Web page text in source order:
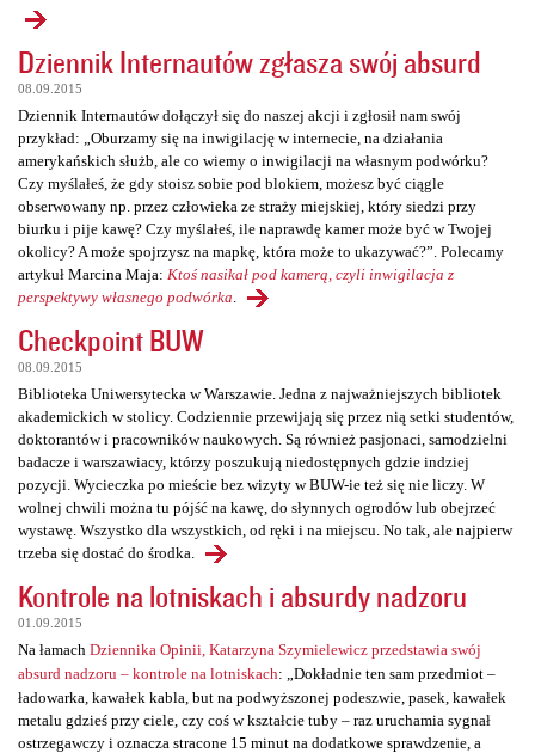
Dziennik Internautów zgłasza swój absurd
08.09.2015
Dziennik Internautów dołączył się do naszej akcji i zgłosił nam swój
przykład: „Oburzamy się na inwigilację w internecie, na działania
amerykańskich służb, ale co wiemy o inwigilacji na własnym podwórku?
Czy myślałeś, że gdy stoisz sobie pod blokiem, możesz być ciągle
obserwowany np. przez człowieka ze straży miejskiej, który siedzi przy
biurku i pije kawę? Czy myślałeś, ile naprawdę kamer może być w Twojej
okolicy? A może spojrzysz na mapkę, która może to ukazywać?”. Polecamy
artykuł Marcina Maja: Ktoś nasikał pod kamerą, czyli inwigilacja z
perspektywy własnego podwórka
Checkpoint BUW
08.09.2015
Biblioteka Uniwersytecka w Warszawie. Jedna z najważniejszych bibliotek
akademickich w stolicy. Codziennie przewijają się przez nią setki studentów,
doktorantów i pracowników naukowych. Są również pasjonaci, samodzielni
badacze i warszawiacy, którzy poszukują niedostępnych gdzie indziej
pozycji. Wycieczka po mieście bez wizyty w BUW-ie też się nie liczy. W
wolnej chwili można tu pójść na kawę, do słynnych ogrodów lub obejrzeć
wystawę. Wszystko dla wszystkich, od ręki i na miejscu. No tak, ale najpierw
trzeba się dostać do środka.
Kontrole na lotniskach i absurdy nadzoru
01.09.2015
Na łamach Dziennika Opinii, Katarzyna Szymielewicz przedstawia swój
absurd nadzoru – kontrole na lotniskach: „Dokładnie ten sam przedmiot –
ładowarka, kawałek kabla, but na podwyższonej podeszwie, pasek, kawałek
metalu gdzieś przy ciele, czy coś w kształcie tuby – raz uruchamia sygnał
ostrzegawczy i oznacza stracone 15 minut na dodatkowe sprawdzenie, a